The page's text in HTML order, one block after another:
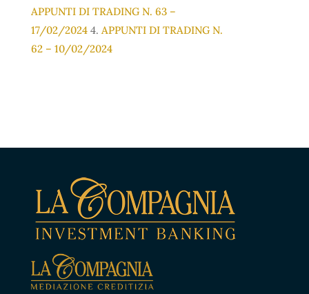
APPUNTI DI TRADING N. 63 –
17/02/20244. APPUNTI DI TRADING N.
62 – 10/02/2024